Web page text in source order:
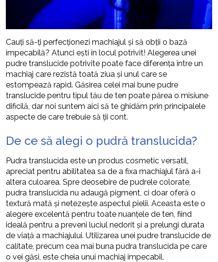
Cauți să-ți perfecționezi machiajul și să obții o bază
impecabilă? Atunci ești în locul potrivit! Alegerea unei
pudre translucide potrivite poate face diferența între un
machiaj care rezistă toată ziua și unul care se
estompează rapid. Găsirea celei mai bune pudre
translucide pentru tipul tău de ten poate părea o misiune
dificilă, dar noi suntem aici să te ghidăm prin principalele
aspecte de care trebuie să ții cont.
De ce să alegi o pudră translucida?
Pudra translucida este un produs cosmetic versatil,
apreciat pentru abilitatea sa de a fixa machiajul fără a-i
altera culoarea. Spre deosebire de pudrele colorate,
pudra translucida nu adaugă pigment, ci doar oferă o
textură mată și netezește aspectul pielii. Aceasta este o
alegere excelentă pentru toate nuanțele de ten, fiind
ideală pentru a preveni luciul nedorit și a prelungi durata
de viață a machiajului. Utilizarea unei pudre translucide de
calitate, precum cea mai buna pudra translucida pe care
o vei găsi, este cheia unui machiaj impecabil.